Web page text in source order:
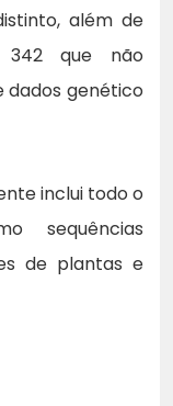
além de
342 que não
dados genético
inclui todo o
sequências
de plantas e